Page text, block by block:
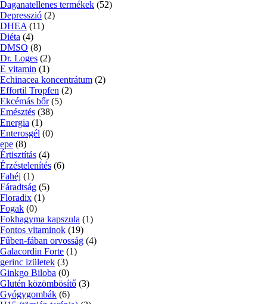
Daganatellenes termékek (52)
Depresszió (2)
DHEA (11)
Diéta (4)
DMSO (8)
Dr. Loges (2)
E vitamin (1)
Echinacea koncentrátum (2)
Effortil Tropfen (2)
Ekcémás bőr (5)
Emésztés (38)
Energia (1)
Enterosgél (0)
epe (8)
Értisztítás (4)
Érzéstelenítés (6)
Fahéj (1)
Fáradtság (5)
Floradix (1)
Fogak (0)
Fokhagyma kapszula (1)
Fontos vitaminok (19)
Fűben-fában orvosság (4)
Galacordin Forte (1)
gerinc izületek (3)
Ginkgo Biloba (0)
Glutén közömbösítő (3)
Gyógygombák (6)